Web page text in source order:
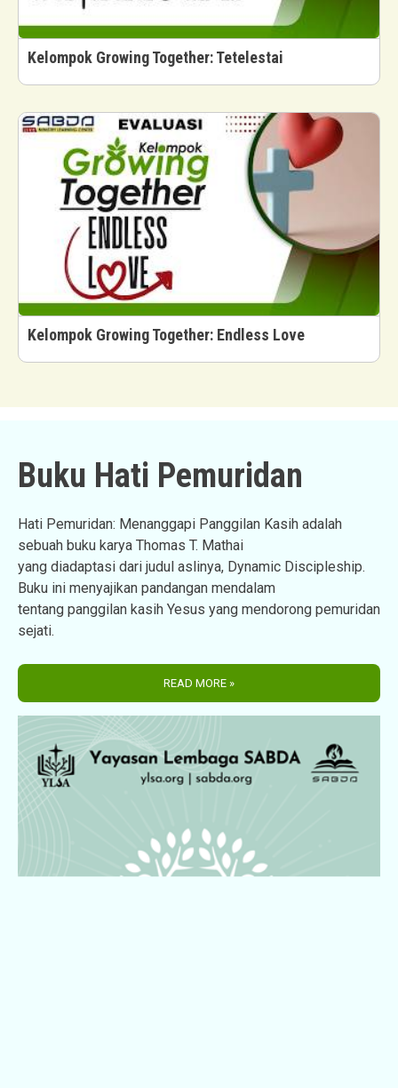
Kelompok Growing Together: Tetelestai
Kelompok Growing Together: Endless Love
Buku Hati Pemuridan
Hati Pemuridan: Menanggapi Panggilan Kasih adalah
sebuah buku karya Thomas T. Mathai
yang diadaptasi dari judul aslinya, Dynamic Discipleship.
Buku ini menyajikan pandangan mendalam
tentang panggilan kasih Yesus yang mendorong pemuridan
sejati.
READ MORE »